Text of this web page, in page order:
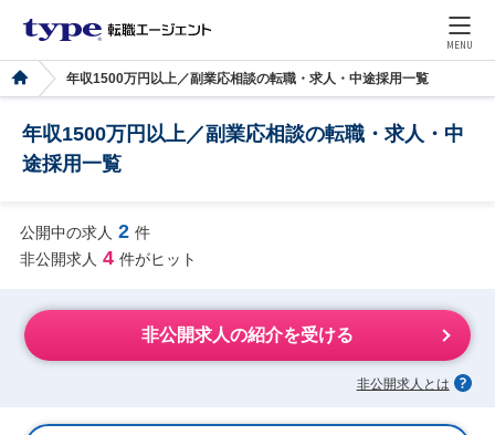
MENU
年収1500万円以上／副業応相談の転職・求人・中途採用一覧
年収1500万円以上／副業応相談の転職・求人・中
途採用一覧
公開中の求人 2 件
非公開求人 4 件がヒット
非公開求人の紹介を受ける
非公開求人とは